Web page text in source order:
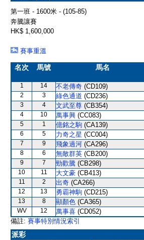
第一班 - 1600米 - (105-85)
奔騰讓賽
HK$ 1,600,000
賽事重溫
名次 馬號 馬名
1 14 不老傳奇 (CD109)
2 3 綠色通道 (CD236)
3 4 文武至尊 (CB354)
4 10 萬事興 (CC083)
5 1 億銘之駒 (CA139)
6 5 力奇之星 (CC004)
7 9 飛象過河 (CA296)
8 6 無敵群英 (CB200)
9 7 勁歡騰 (CB298)
10 11 大文豪 (CB413)
11 2 出奇 (CA266)
12 13 勇霸神駒 (CD215)
13 8 顯顏色 (CA365)
WV 12 萬事喜 (CD052)
備註: 賽事特別情況索引
派彩